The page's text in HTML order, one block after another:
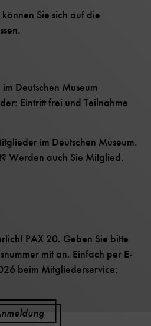
Sie sich auf die
Deutschen Museum
Eintritt frei und Teilnahme
im Deutschen Museum.
Werden auch Sie Mitglied.
PAX 20. Geben Sie bitte
mit an. Einfach per E-
beim Mitgliederservice: